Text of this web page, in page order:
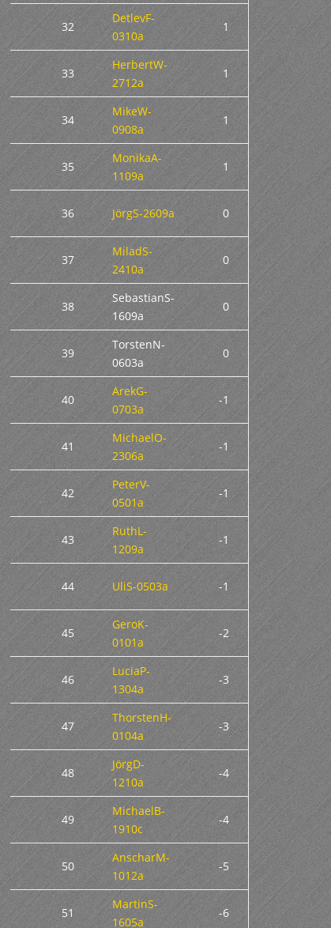
32
DetlevF-
0310a
1
33
HerbertW-
2712a
1
34
MikeW-
0908a
1
35
MonikaA-
1109a
1
36 JörgS-2609a 0
37
MiladS-
2410a
0
38
SebastianS-
1609a
0
39
TorstenN-
0603a
0
40
ArekG-
0703a
-1
41
MichaelO-
2306a
-1
42
PeterV-
0501a
-1
43
RuthL-
1209a
-1
44 UliS-0503a -1
45
GeroK-
0101a
-2
46
LuciaP-
1304a
-3
47
ThorstenH-
0104a
-3
48
JörgD-
1210a
-4
49
MichaelB-
1910c
-4
50
AnscharM-
1012a
-5
51
MartinS-
1605a
-6